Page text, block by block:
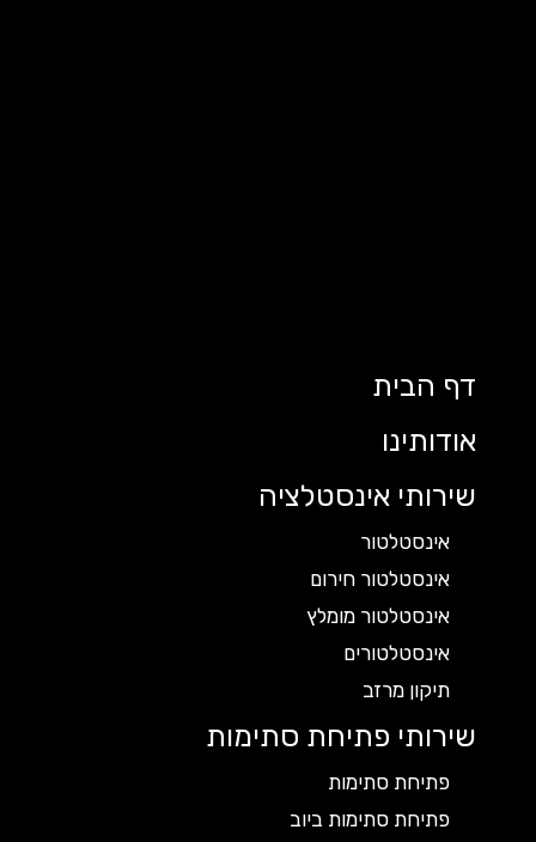
דף הבית
אודותינו
שירותי אינסטלציה
אינסטלטור
אינסטלטור חירום
אינסטלטור מומלץ
אינסטלטורים
תיקון מרזב
שירותי פתיחת סתימות
פתיחת סתימות
פתיחת סתימות ביוב